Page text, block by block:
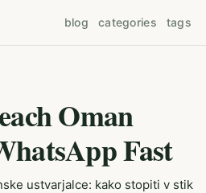
blog categories tags
Oman
Fast
ustvarjalce: kako stopiti v stik